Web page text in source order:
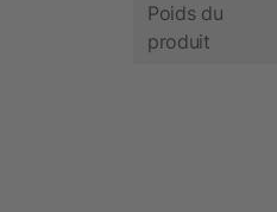
Poids du
produit